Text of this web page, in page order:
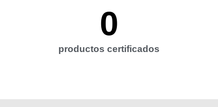
productos certificados
0